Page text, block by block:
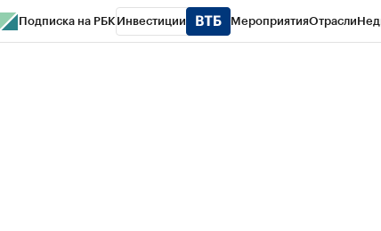
Подписка на РБК Инвестиции МероприятияОтрасли